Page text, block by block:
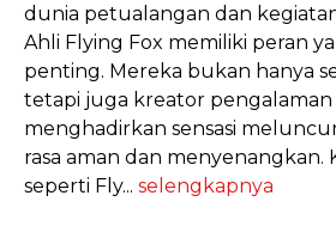
dunia petualangan dan
Ahli Flying Fox memiliki peran
penting. Mereka bukan hanya
tetapi juga kreator pengalaman
menghadirkan sensasi
rasa aman dan
seperti Fly... selengkapnya